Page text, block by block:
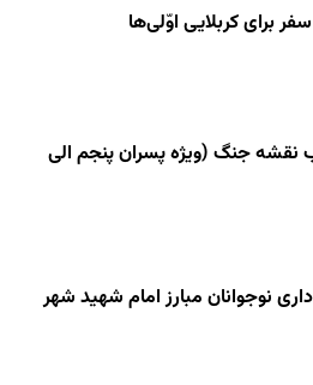
برای کربلایی اوّلی‌ها
نقشه جنگ (ویژه پسران پنجم الی
نوجوانان مبارز امام شهید شهر